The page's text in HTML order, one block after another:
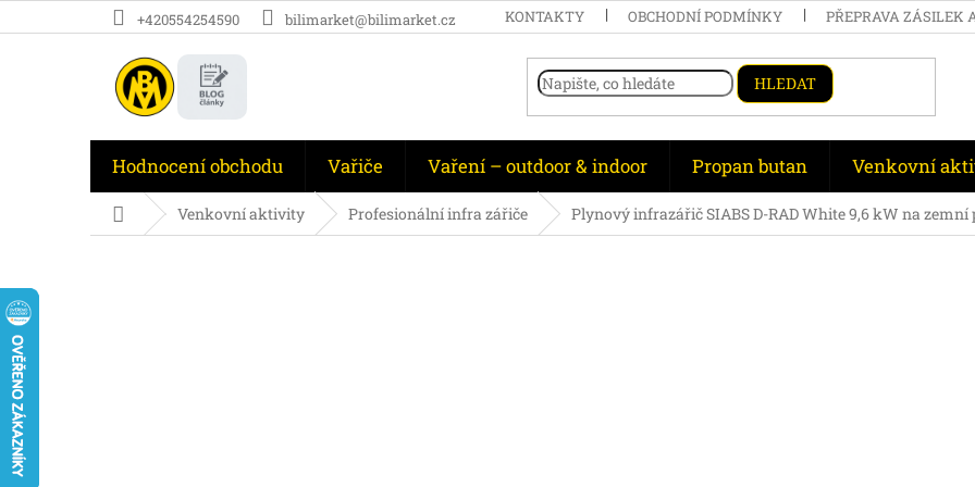
na
+420554254590 bilimarket@bilimarket.cz KONTAKTY OBCHODNÍ PODMÍNKY PŘEPRAVA ZÁSILEK A
HLEDAT
Hodnocení obchodu Vařiče Vaření – outdoor & indoor Propan butan Venkovní
Domů Venkovní aktivity Profesionální infra zářiče Plynový infrazářič SIABS D-RAD White 9,6 kW na